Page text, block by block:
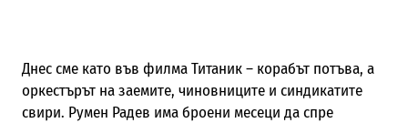
Днес сме като във филма Титаник – корабът потъва, а
оркестърът на заемите, чиновниците и синдикатите
свири. Румен Радев има броени месеци да спре